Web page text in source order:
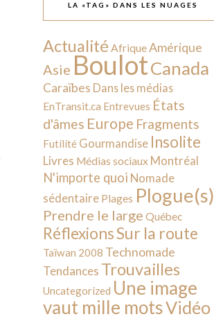
LA «TAG» DANS LES NUAGES
Actualité AfriqueAmérique
Asie BoulotCanada
Caraïbes Dans les médias
EnTransit.ca Entrevues États
d'âmes Europe Fragments
Futilité Gourmandise Insolite
Livres Médias sociaux Montréal
N'importe quoi Nomade
sédentaire Plages Plogue(s)
Prendre le large Québec
RéflexionsSur la route
Taïwan 2008 Technomade
Tendances Trouvailles
Uncategorized Une image
vaut mille motsVidéo